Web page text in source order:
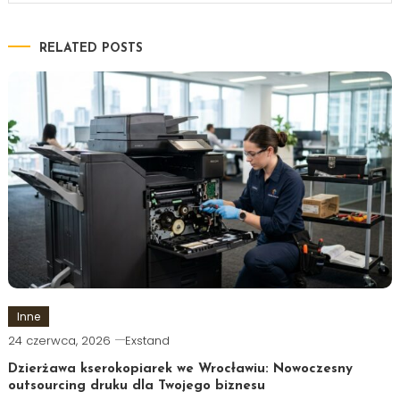
RELATED POSTS
Inne
24 czerwca, 2026 Exstand
Dzierżawa kserokopiarek we Wrocławiu: Nowoczesny
outsourcing druku dla Twojego biznesu